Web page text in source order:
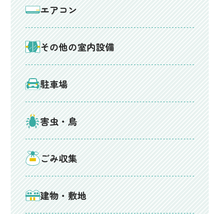
エアコン
その他の室内設備
駐車場
害虫・鳥
ごみ収集
建物・敷地